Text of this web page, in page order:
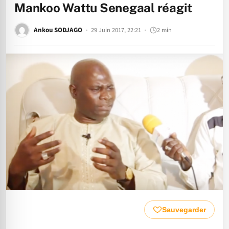
Mankoo Wattu Senegaal réagit
Ankou SODJAGO 29 Juin 2017, 22:21 2 min
Sauvegarder